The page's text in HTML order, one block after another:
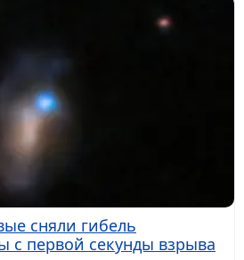
сняли гибель
с первой секунды взрыва